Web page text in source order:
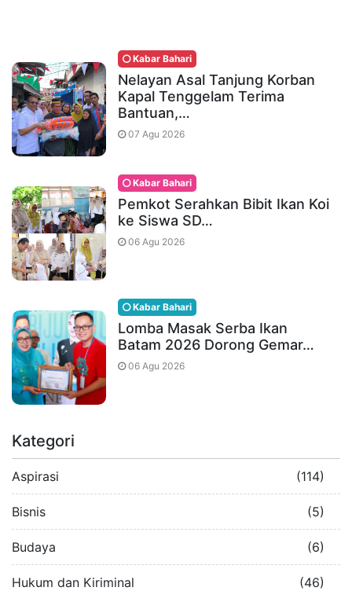
Kabar Bahari
Nelayan Asal Tanjung Korban
Kapal Tenggelam Terima
Bantuan,…
07 Agu 2026
Kabar Bahari
Pemkot Serahkan Bibit Ikan Koi
ke Siswa SD…
06 Agu 2026
Kabar Bahari
Lomba Masak Serba Ikan
Batam 2026 Dorong Gemar…
06 Agu 2026
Kategori
Aspirasi (114)
Bisnis (5)
Budaya (6)
Hukum dan Kiriminal (46)